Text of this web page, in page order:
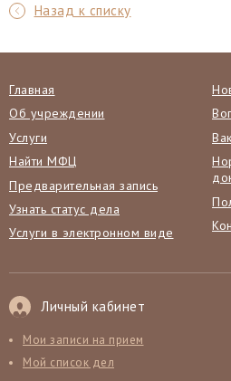
Назад к списку
Главная
Об учреждении
Услуги
Найти МФЦ
Предварительная запись
Узнать статус дела
Услуги в электронном виде
Личный кабинет
Мои записи на прием
Мой список дел